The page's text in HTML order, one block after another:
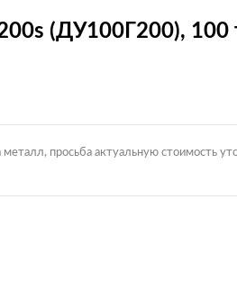
(ДУ100Г200), 100
просьба актуальную стоимость